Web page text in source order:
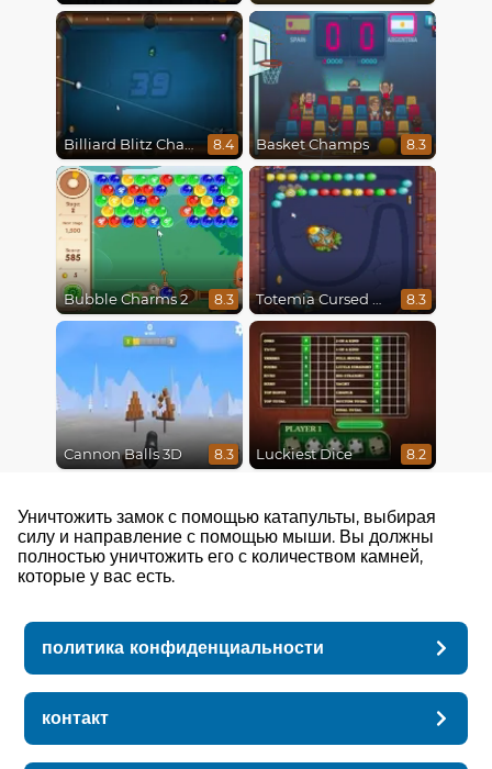
Billiard Blitz Challenge 8.4 Basket Champs 8.3
Bubble Charms 2 8.3 Totemia Cursed Marbles 8.3
Cannon Balls 3D 8.3 Luckiest Dice 8.2
Уничтожить замок с помощью катапульты, выбирая
силу и направление с помощью мыши. Вы должны
полностью уничтожить его с количеством камней,
которые у вас есть.
политика конфиденциальности
контакт